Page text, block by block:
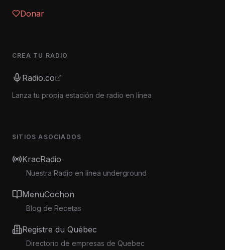
Donar
CREA TU RADIO
Radio.co
Lanza tu propia estación de radio en línea
SITIOS ASOCIADOS
KracRadio
Nuestra Radio en línea underground
MenuCochon
Blog de Recetas
Registre du Québec
Directorio de empresas de Quebec